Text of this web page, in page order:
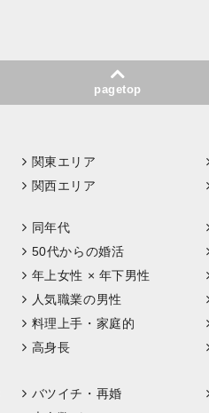
pagetop
関東エリア
関西エリア
同年代
50代からの婚活
年上女性 × 年下男性
人気職業の男性
料理上手・家庭的
高身長
バツイチ・再婚